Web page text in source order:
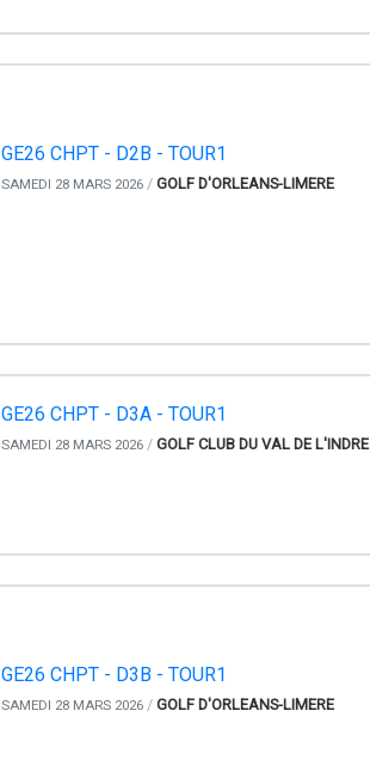
GE26 CHPT - D2B - TOUR1
SAMEDI 28 MARS 2026 / GOLF D'ORLEANS-LIMERE
GE26 CHPT - D3A - TOUR1
SAMEDI 28 MARS 2026 / GOLF CLUB DU VAL DE L'INDRE
GE26 CHPT - D3B - TOUR1
SAMEDI 28 MARS 2026 / GOLF D'ORLEANS-LIMERE